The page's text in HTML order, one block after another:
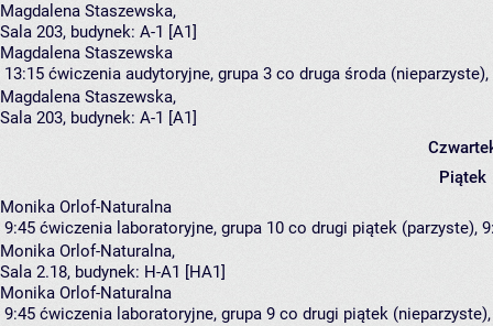
Magdalena Staszewska,
Sala 203, budynek: A-1 [A1]
Magdalena Staszewska
13:15 ćwiczenia audytoryjne, grupa 3 co druga środa (nieparzyste),
Magdalena Staszewska,
Sala 203, budynek: A-1 [A1]
Piątek
Monika Orlof-Naturalna
9:45 ćwiczenia laboratoryjne, grupa 10 co drugi piątek (parzyste),
Monika Orlof-Naturalna,
Sala 2.18, budynek: H-A1 [HA1]
Monika Orlof-Naturalna
9:45 ćwiczenia laboratoryjne, grupa 9 co drugi piątek (nieparzyste),